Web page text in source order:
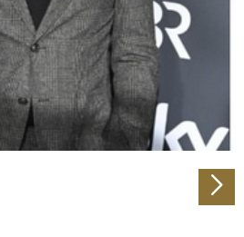
fest.
um Inhalte und Anzeigen zu
für soziale Medien anbieten
auf unsere Website zu
geben wir Informationen zu Ihrer
an unsere Partner für
möglicherweise mit
die Sie ihnen bereitgestellt